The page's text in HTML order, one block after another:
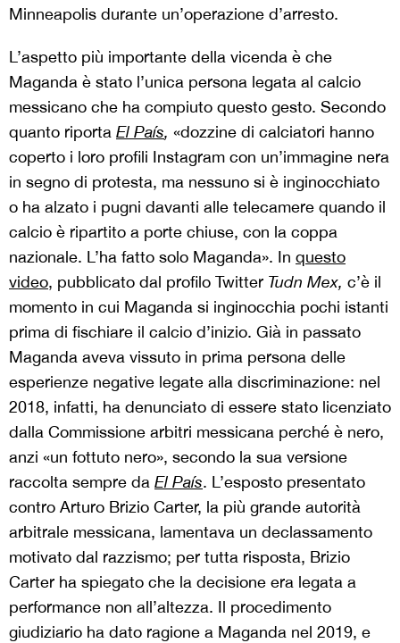
Minneapolis durante un’operazione d’arresto.
L’aspetto più importante della vicenda è che
Maganda è stato l’unica persona legata al calcio
messicano che ha compiuto questo gesto. Secondo
quanto riporta El País, «dozzine di calciatori hanno
coperto i loro profili Instagram con un’immagine nera
in segno di protesta, ma nessuno si è inginocchiato
o ha alzato i pugni davanti alle telecamere quando il
calcio è ripartito a porte chiuse, con la coppa
nazionale. L’ha fatto solo Maganda». In questo
video, pubblicato dal profilo Twitter Tudn Mex, c’è il
momento in cui Maganda si inginocchia pochi istanti
prima di fischiare il calcio d’inizio. Già in passato
Maganda aveva vissuto in prima persona delle
esperienze negative legate alla discriminazione: nel
2018, infatti, ha denunciato di essere stato licenziato
dalla Commissione arbitri messicana perché è nero,
anzi «un fottuto nero», secondo la sua versione
raccolta sempre da El País. L’esposto presentato
contro Arturo Brizio Carter, la più grande autorità
arbitrale messicana, lamentava un declassamento
motivato dal razzismo; per tutta risposta, Brizio
Carter ha spiegato che la decisione era legata a
performance non all’altezza. Il procedimento
giudiziario ha dato ragione a Maganda nel 2019, e